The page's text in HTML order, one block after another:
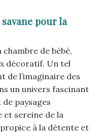
pour la
de bébé,
décoratif. Un tel
de l’imaginaire des
un univers fascinant
de paysages
et sereine de la
à la détente et